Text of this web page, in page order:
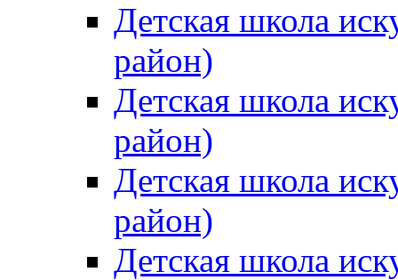
Детская школа
район)
Детская школа
район)
Детская школа
район)
Детская школа